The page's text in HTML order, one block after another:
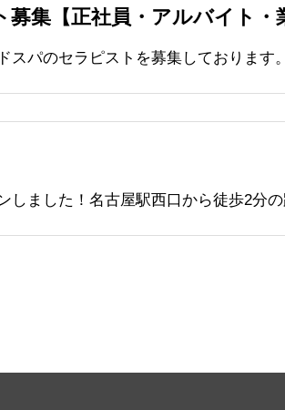
集【正社員・アルバイト
ました！名古屋駅西口から徒歩2分